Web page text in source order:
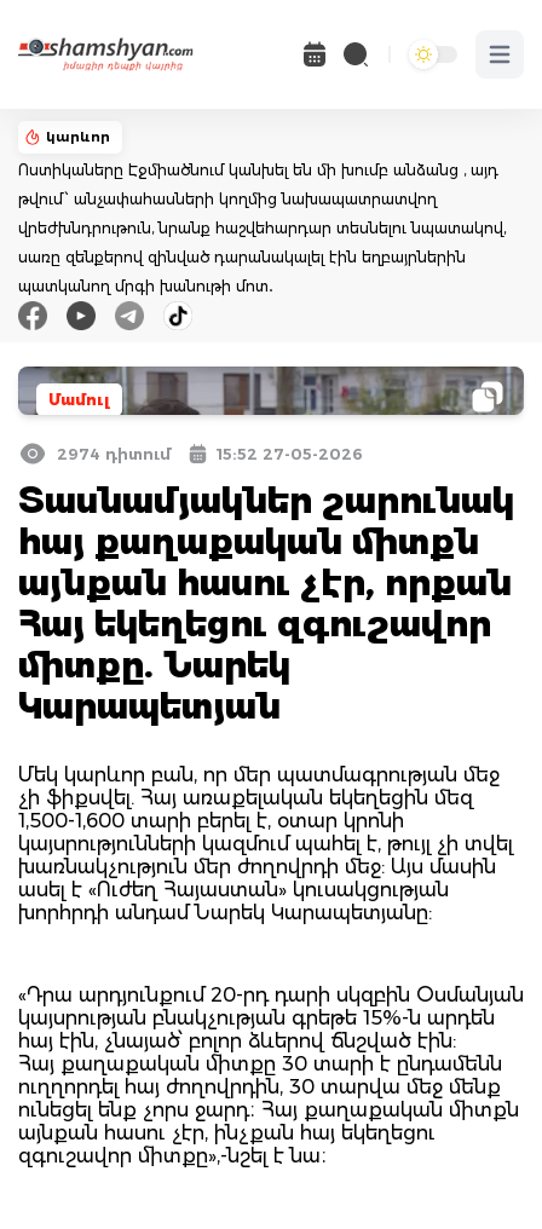
Open
կարևոր
Ոստիկաները Էջմիածնում կանխել են մի խումբ անձանց , այդ
թվում՝ անչափահասների կողմից նախապատրատվող
վրեժխնդրութուն, նրանք հաշվեհարդար տեսնելու նպատակով,
սառը զենքերով զինված դարանակալել էին եղբայրներին
պատկանող մրգի խանութի մոտ․
Մամուլ
2974 դիտում 15:52 27-05-2026
Տասնամյակներ շարունակ
հայ քաղաքական միտքն
այնքան հասու չէր, որքան
Հայ եկեղեցու զգուշավոր
միտքը. Նարեկ
Կարապետյան
Մեկ կարևոր բան, որ մեր պատմագրության մեջ
չի ֆիքսվել. Հայ առաքելական եկեղեցին մեզ
1,500-1,600 տարի բերել է, օտար կրոնի
կայսրությունների կազմում պահել է, թույլ չի տվել
խառնակչություն մեր ժողովրդի մեջ: Այս մասին
ասել է «Ուժեղ Հայաստան» կուսակցության
խորհրդի անդամ Նարեկ Կարապետյանը:
«Դրա արդյունքում 20-րդ դարի սկզբին Օսմանյան
կայսրության բնակչության գրեթե 15%-ն արդեն
հայ էին, չնայած՝ բոլոր ձևերով ճնշված էին:
Հայ քաղաքական միտքը 30 տարի է ընդամենն
ուղղորդել հայ ժողովրդին, 30 տարվա մեջ մենք
ունեցել ենք չորս ջարդ։ Հայ քաղաքական միտքն
այնքան հասու չէր, ինչքան հայ եկեղեցու
զգուշավոր միտքը»,-նշել է նա։